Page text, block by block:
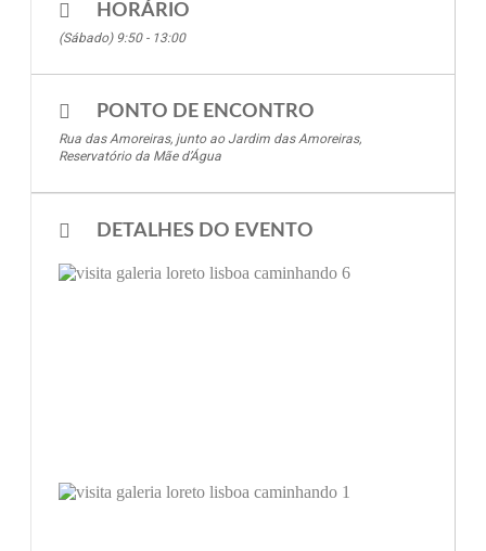
HORÁRIO
(Sábado) 9:50 - 13:00
PONTO DE ENCONTRO
Rua das Amoreiras, junto ao Jardim das Amoreiras,
Reservatório da Mãe d’Água
DETALHES DO EVENTO